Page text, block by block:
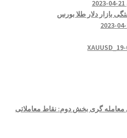
گری بخش دوم: نقاط معاملاتی